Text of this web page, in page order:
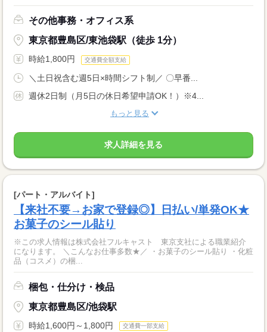
その他事務・オフィス系
東京都豊島区/東池袋駅（徒歩 1分）
時給1,800円 交通費全額支給
＼土日祝含む週5日×時間シフト制／ 〇早番...
週休2日制（月5日の休日希望申請OK！）※4...
もっと見る
求人詳細を見る
[パート・アルバイト]
【来社不要→お家で登録◎】日払い/単発OK★
お菓子のシール貼り
※この求人情報は株式会社フルキャスト 東京支社による職業紹介
になります。 ＼こんなお仕事多数★／ ・お菓子のシール貼り ・化粧
品（コスメ）の梱...
梱包・仕分け・検品
東京都豊島区/池袋駅
時給1,600円～1,800円 交通費一部支給